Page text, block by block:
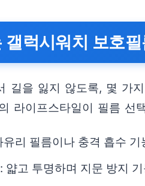
갤럭시워치 보호
길을 잃지 않도록, 몇 가
라이프스타일이 필름 선
유리 필름이나 충격 흡수
: 얇고 투명하며 지문 방지